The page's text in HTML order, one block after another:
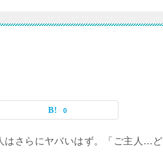
0
はさらにヤバいはず。「ご主人…ど